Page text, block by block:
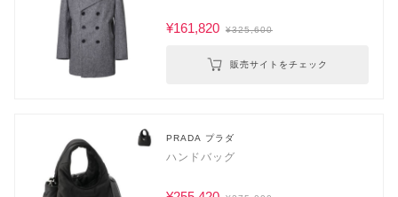
¥161,820 ¥325,600
販売サイトをチェック
PRADA プラダ
ハンドバッグ